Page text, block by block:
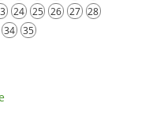
24 25 26 27
28
34 35